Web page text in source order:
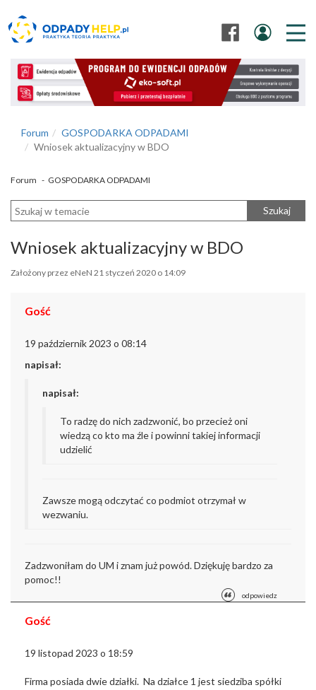
Forum
GOSPODARKA ODPADAMI
Wniosek aktualizacyjny w BDO
Forum - GOSPODARKA ODPADAMI
Szukaj
Wniosek aktualizacyjny w BDO
Założony przez eNeN 21 styczeń 2020 o 14:09
Gość
19 październik 2023 o 08:14
napisał:
napisał:
To radzę do nich zadzwonić, bo przecież oni
wiedzą co kto ma źle i powinni takiej informacji
udzielić
Zawsze mogą odczytać co podmiot otrzymał w
wezwaniu.
Zadzwoniłam do UM i znam już powód. Dziękuję bardzo za
pomoc!!
odpowiedz
Gość
19 listopad 2023 o 18:59
Firma posiada dwie działki. Na działce 1 jest siedziba spółki